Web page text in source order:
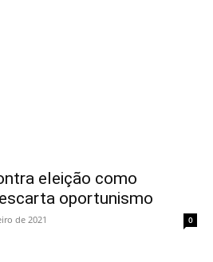
eleição como
oportunismo
de 2021 0